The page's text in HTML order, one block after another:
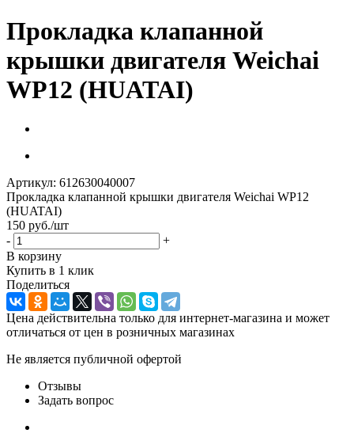
Прокладка клапанной
крышки двигателя Weichai
WP12 (HUATAI)
Артикул: 612630040007
Прокладка клапанной крышки двигателя Weichai WP12
(HUATAI)
150 руб./шт
-
+
В корзину
Купить в 1 клик
Поделиться
Цена действительна только для интернет-магазина и может
отличаться от цен в розничных магазинах
Не является публичной офертой
Отзывы
Задать вопрос